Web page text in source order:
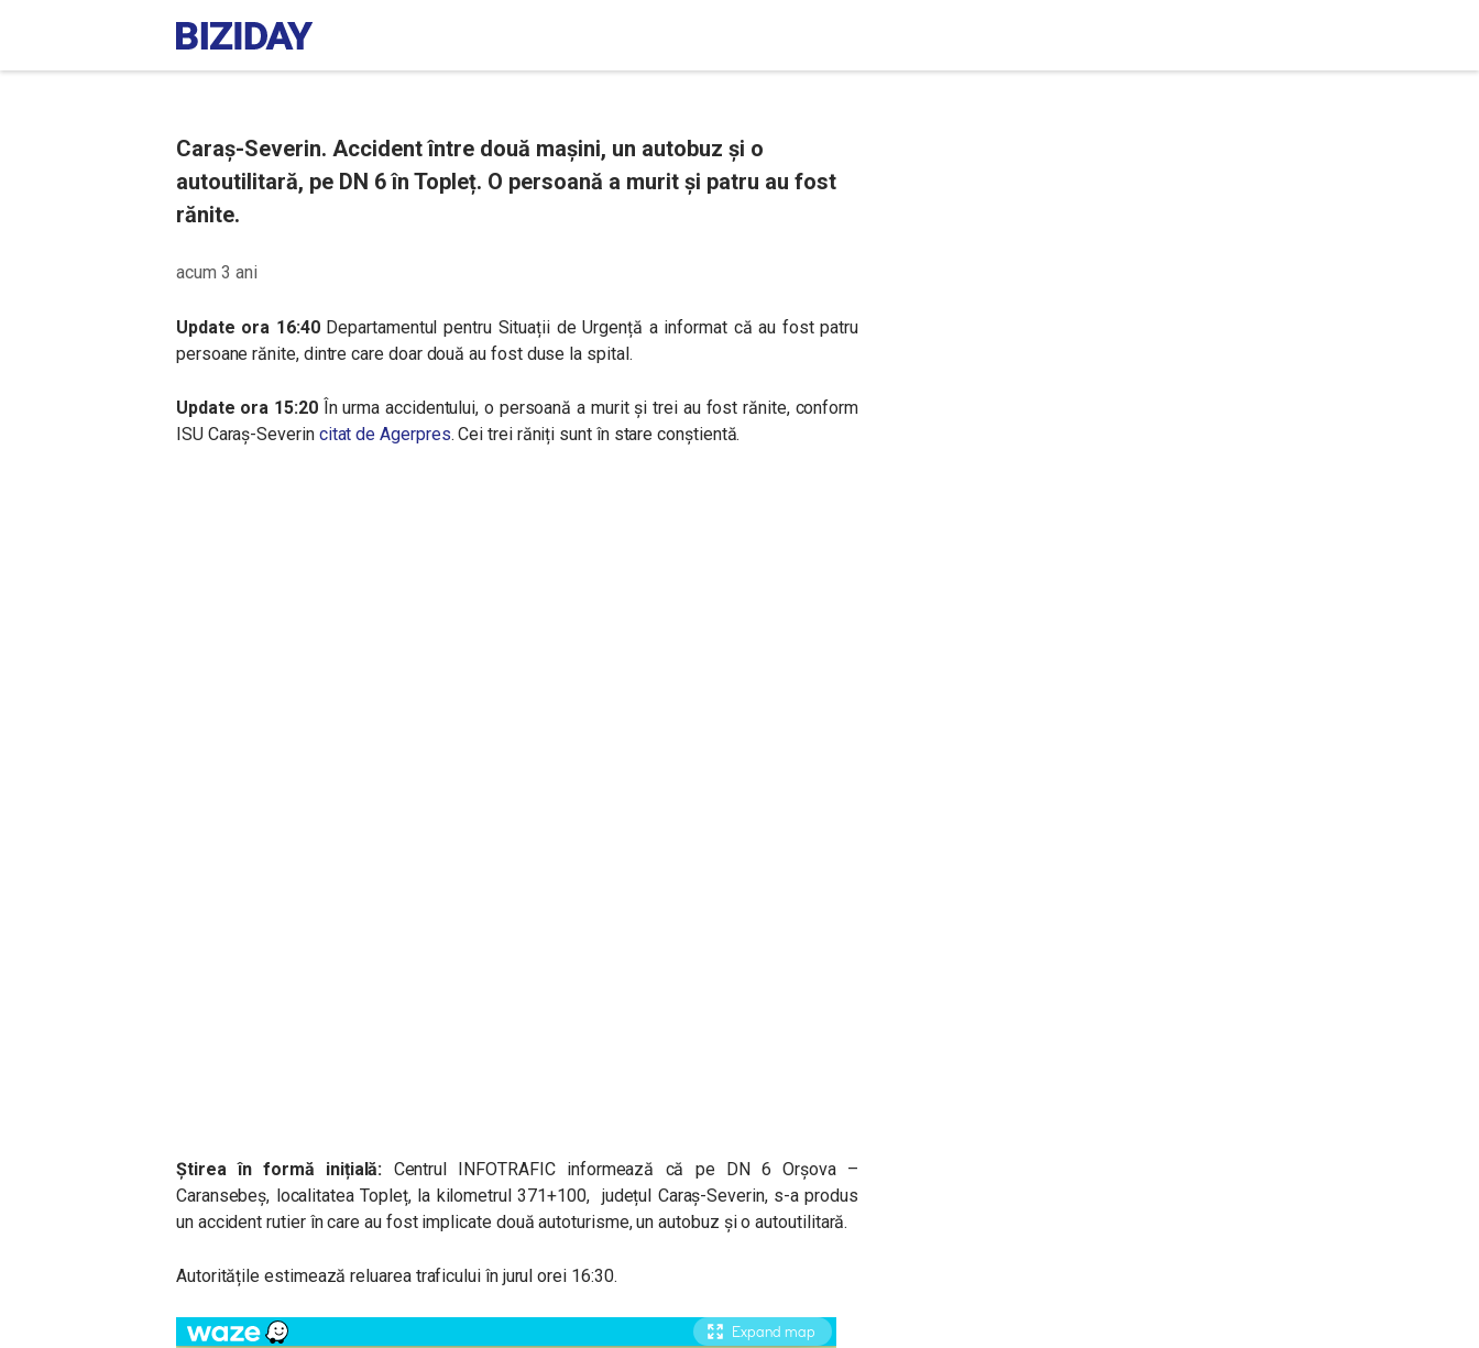
Caraș-Severin. Accident între două mașini, un autobuz și o
autoutilitară, pe DN 6 în Topleț. O persoană a murit și patru au fost
rănite.
acum 3 ani
Update ora 16:40Departamentul pentru Situații de Urgență a informat că au fost patru
persoane rănite, dintre care doar două au fost duse la spital.
Update ora 15:20În urma accidentului, o persoană a murit și trei au fost rănite, conform
ISU Caraș-Severin citat de Agerpres. Cei trei răniți sunt în stare conștientă.
Știrea în formă inițială: Centrul INFOTRAFIC informează că pe DN 6 Orșova –
Caransebeș, localitatea Topleț, la kilometrul 371+100, județul Caraș-Severin, s-a produs
un accident rutier în care au fost implicate două autoturisme, un autobuz și o autoutilitară.
Autoritățile estimează reluarea traficului în jurul orei 16:30.